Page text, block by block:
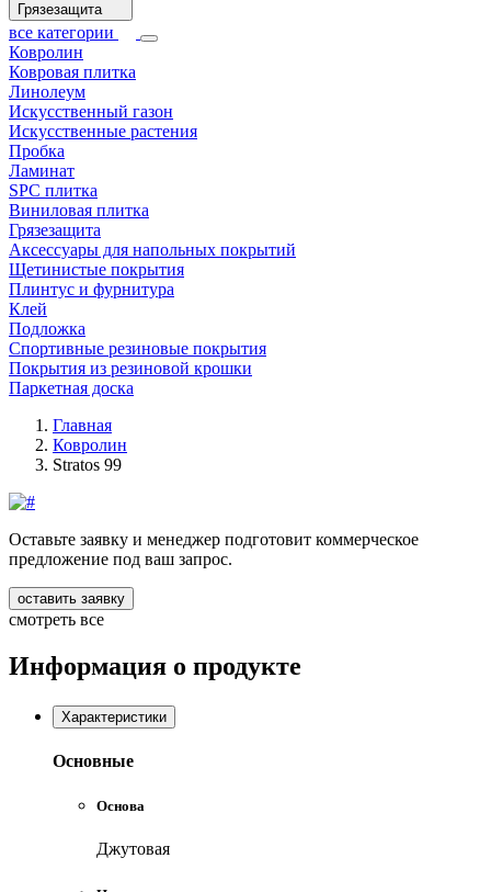
Грязезащита
все категории
Ковролин
Ковровая плитка
Линолеум
Искусственный газон
Искусственные растения
Пробка
Ламинат
SPC плитка
Виниловая плитка
Грязезащита
Аксессуары для напольных покрытий
Щетинистые покрытия
Плинтус и фурнитура
Клей
Подложка
Спортивные резиновые покрытия
Покрытия из резиновой крошки
Паркетная доска
Главная
Ковролин
Stratos 99
Оставьте заявку и менеджер подготовит коммерческое
предложение под ваш запрос.
оставить заявку
смотреть все
Информация о продукте
Характеристики
Основные
Основа
Джутовая